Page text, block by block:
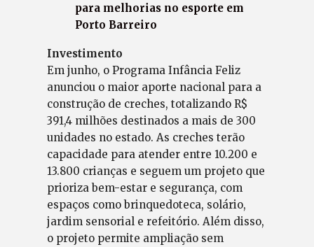
para melhorias no esporte em
Porto Barreiro
Investimento
Em junho, o Programa Infância Feliz
anunciou o maior aporte nacional para a
construção de creches, totalizando R$
391,4 milhões destinados a mais de 300
unidades no estado. As creches terão
capacidade para atender entre 10.200 e
13.800 crianças e seguem um projeto que
prioriza bem-estar e segurança, com
espaços como brinquedoteca, solário,
jardim sensorial e refeitório. Além disso,
o projeto permite ampliação sem